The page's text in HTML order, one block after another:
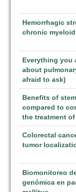
Hemorrhagic
chronic
Everything you
about
afraid to ask)
Benefits of
compared to
the treatment
Colorectal
tumor
Biomonitoreo
genómica en